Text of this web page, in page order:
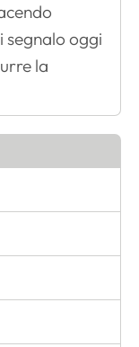
segnalo oggi
la